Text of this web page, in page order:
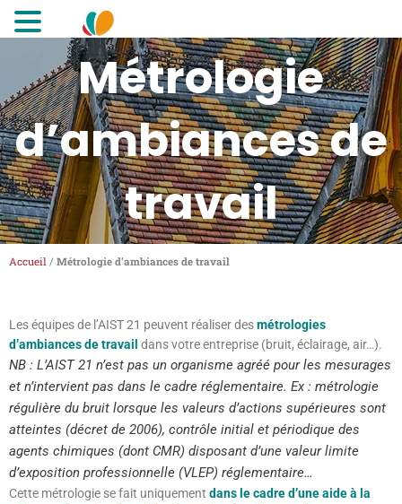
contenu
Métrologie
d’ambiances de
travail
Accueil / Métrologie d’ambiances de travail
Les équipes de l’AIST 21 peuvent réaliser desmétrologies
d’ambiances de travail dans votre entreprise (bruit, éclairage, air…).
NB : L’AIST 21 n’est pas un organisme agréé pour les mesurages
et n’intervient pas dans le cadre réglementaire. Ex : métrologie
régulière du bruit lorsque les valeurs d’actions supérieures sont
atteintes (décret de 2006), contrôle initial et périodique des
agents chimiques (dont CMR) disposant d’une valeur limite
d’exposition professionnelle (VLEP) réglementaire…
Cette métrologie se fait uniquement dans le cadre d’une aide à la